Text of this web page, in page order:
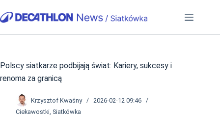
do
Polscy siatkarze podbijają świat: Kariery, sukcesy i
renoma za granicą
Krzysztof Kwaśny
2026-02-12 09:46
Ciekawostki, Siatkówka